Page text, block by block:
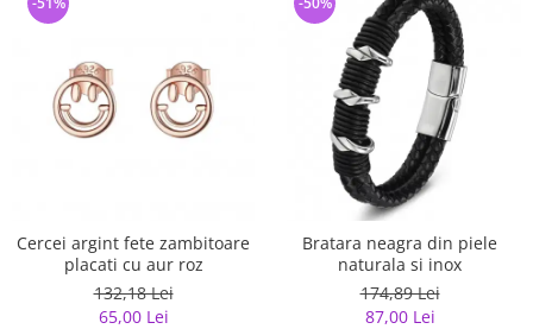
Cercei argint fete zambitoare
placati cu aur roz
132,18 Lei
65,00 Lei
Bratara neagra din piele
naturala si inox
174,89 Lei
87,00 Lei